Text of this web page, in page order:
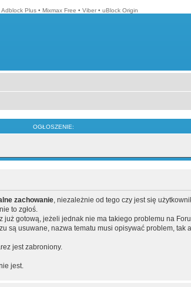
Adblock Plus • Mixmax Free • Viber • uBlock Origin
OGŁOSZENIE:
zachowanie, niezależnie od tego czy jest się
to zgłoś.
już gotową, jeżeli jednak nie ma takiego problemu na
usuwane, nazwa tematu musi opisywać problem,
jest zabroniony.
jest.